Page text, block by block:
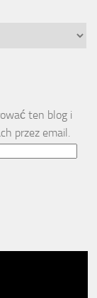
ten blog i
przez email.